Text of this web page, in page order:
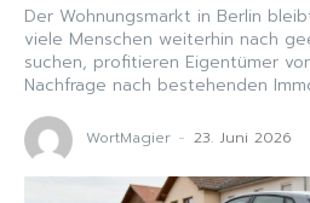
Der Wohnungsmarkt in Berlin
viele Menschen weiterhin nach
suchen, profitieren Eigentümer
Nachfrage nach bestehenden
WortMagier - 23. Juni 2026